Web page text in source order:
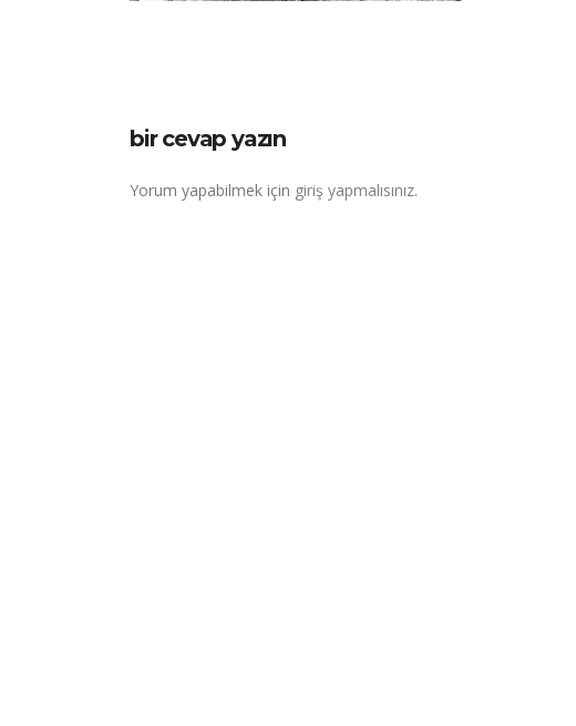
bir cevap yazın
Yorum yapabilmek için giriş yapmalısınız.